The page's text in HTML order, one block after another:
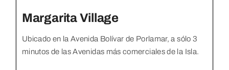
Margarita Village
Ubicado en la Avenida Bolívar de Porlamar, a sólo 3
minutos de las Avenidas más comerciales de la Isla.